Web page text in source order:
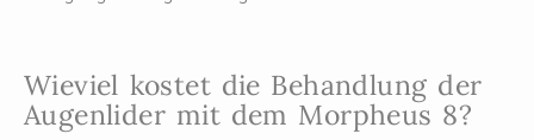
Wieviel kostet die Behandlung der
Augenlider mit dem Morpheus 8?